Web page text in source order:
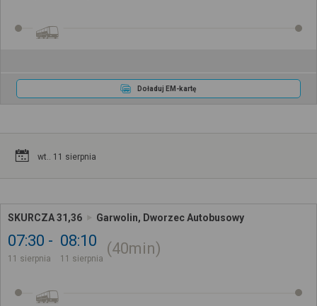
Doładuj EM-kartę
wt.. 11 sierpnia
SKURCZA 31,36 Garwolin, Dworzec Autobusowy
07:30
11 sierpnia
08:10
11 sierpnia
40min